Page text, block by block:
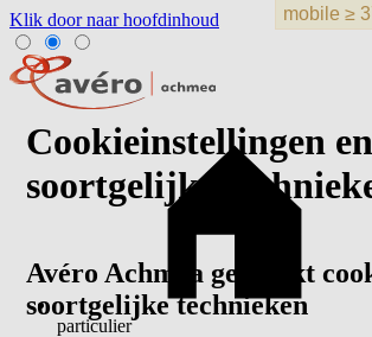
Klik door naar hoofdinhoud
particulier
Cookieinstellingen en
soortgelijke
Avéro Achmea gebruikt
soortgelijke technieken